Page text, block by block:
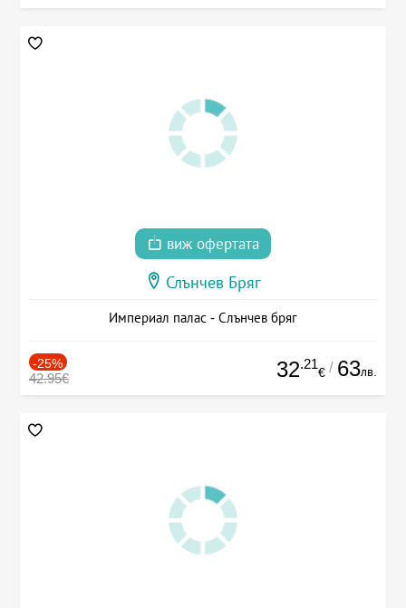
виж офертата
Слънчев Бряг
Империал палас - Слънчев бряг
-25%
42.95€ 32.21
€ / 63лв.